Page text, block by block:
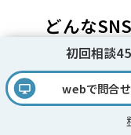
どんな
精通した
初回相談
webで問合せ